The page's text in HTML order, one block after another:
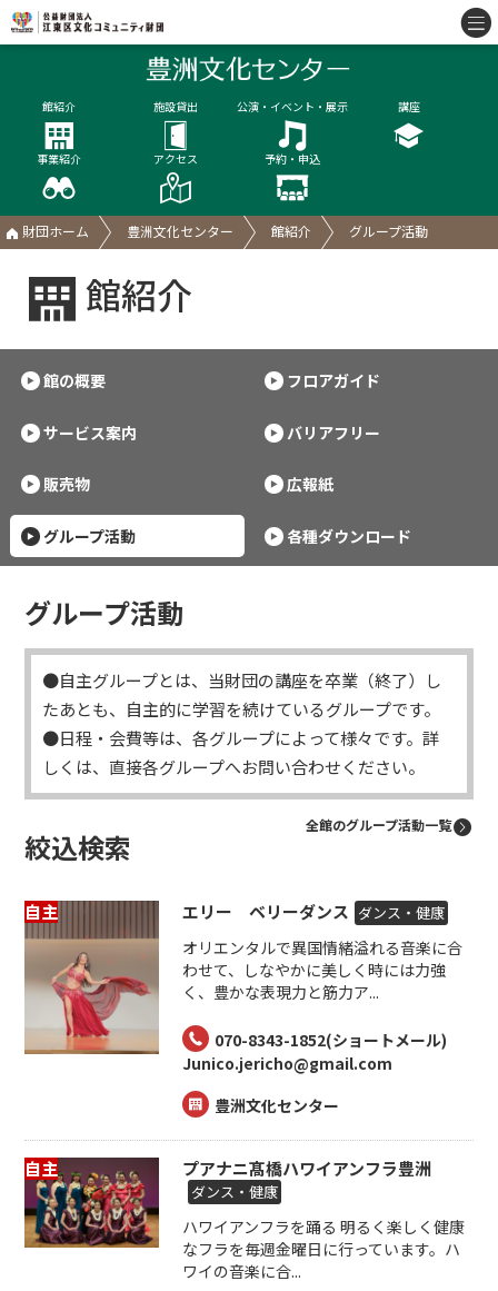
館紹介 施設貸出 公演・イベント・展示 講座
事業紹介 アクセス 予約・申込
財団ホーム 豊洲文化センター 館紹介 グループ活動
館紹介
館の概要 フロアガイド
サービス案内 バリアフリー
販売物 広報紙
グループ活動 各種ダウンロード
グループ活動
●自主グループとは、当財団の講座を卒業（終了）し
たあとも、自主的に学習を続けているグループです。
●日程・会費等は、各グループによって様々です。詳
しくは、直接各グループへお問い合わせください。
絞込検索
全館のグループ活動一覧
自主 エリー ベリーダンス ダンス・健康
オリエンタルで異国情緒溢れる音楽に合
わせて、しなやかに美しく時には力強
く、豊かな表現力と筋力ア...
070-8343-1852(ショートメール)
Junico.jericho@gmail.com
豊洲文化センター
自主 プアナニ髙橋ハワイアンフラ豊洲
ダンス・健康
ハワイアンフラを踊る 明るく楽しく健康
なフラを毎週金曜日に行っています。ハ
ワイの音楽に合...